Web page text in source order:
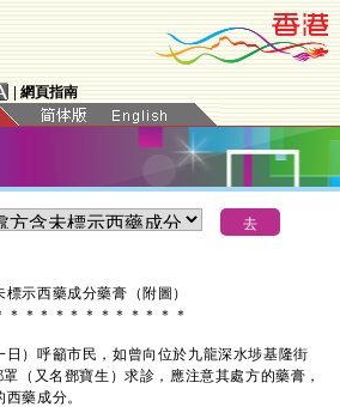
網頁指南
示西藥成分藥膏（附圖）
＊ ＊ ＊ ＊ ＊ ＊ ＊ ＊ ＊ ＊ ＊ ＊
）呼籲市民，如曾向位於九龍深水埗基隆街
（又名鄧寶生）求診，應注意其處方的藥膏，
藥成分。